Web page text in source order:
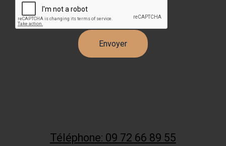
Téléphone: 09 72 66 89 55